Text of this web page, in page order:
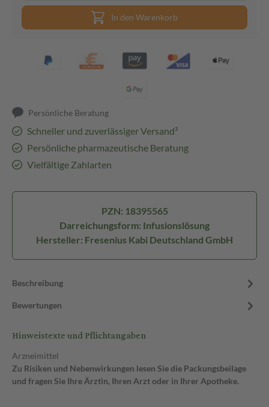
In den Warenkorb
Persönliche Beratung
Schneller und zuverlässiger Versand³
Persönliche pharmazeutische Beratung
Vielfältige Zahlarten
PZN: 18395565
Darreichungsform: Infusionslösung
Hersteller: Fresenius Kabi Deutschland GmbH
Beschreibung
Bewertungen
Hinweistexte und Pflichtangaben
Arzneimittel
Zu Risiken und Nebenwirkungen lesen Sie die Packungsbeilage
und fragen Sie Ihre Ärztin, Ihren Arzt oder in Ihrer Apotheke.